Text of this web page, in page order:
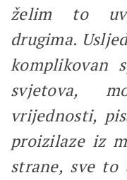
želim to
drugima.
komplikovan
svjetova,
vrijednosti,
proizilaze iz
strane, sve